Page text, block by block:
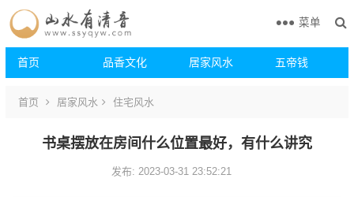
首页 品香文化 居家风水 五帝钱
菜单
首页 居家风水 住宅风水
书桌摆放在房间什么位置最好，有什么讲究
发布: 2023-03-31 23:52:21